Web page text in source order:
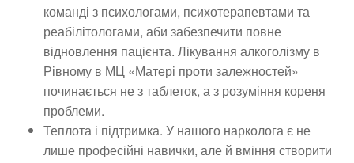
команді з психологами, психотерапевтами та
реабілітологами, аби забезпечити повне
відновлення пацієнта. Лікування алкоголізму в
Рівному в МЦ «Матері проти залежностей»
починається не з таблеток, а з розуміння кореня
проблеми.
Теплота і підтримка. У нашого нарколога є не
лише професійні навички, але й вміння створити